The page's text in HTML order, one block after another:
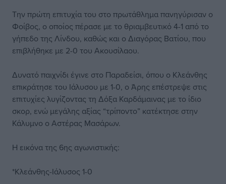
Την πρώτη επιτυχία του στο πρωτάθλημα πανηγύρισαν ο
Φοίβος, ο οποίος πέρασε με το θριαμβευτικό 4-1 από το
γήπεδο της Λίνδου, καθώς και ο Διαγόρας Βατίου, που
επιβλήθηκε με 2-0 του Ακουσίλαου.
Δυνατό παιχνίδι έγινε στο Παραδείσι, όπου ο Κλεάνθης
επικράτησε του Ιάλυσου με 1-0, ο Άρης επέστρεψε στις
επιτυχίες λυγίζοντας τη Δόξα Καρδάμαινας με το ίδιο
σκορ, ενώ μεγάλης αξίας “τρίποντο” κατέκτησε στην
Κάλυμνο ο Αστέρας Μασάρων.
Η εικόνα της 6ης αγωνιστικής:
*Κλεάνθης-Ιάλυσος 1-0